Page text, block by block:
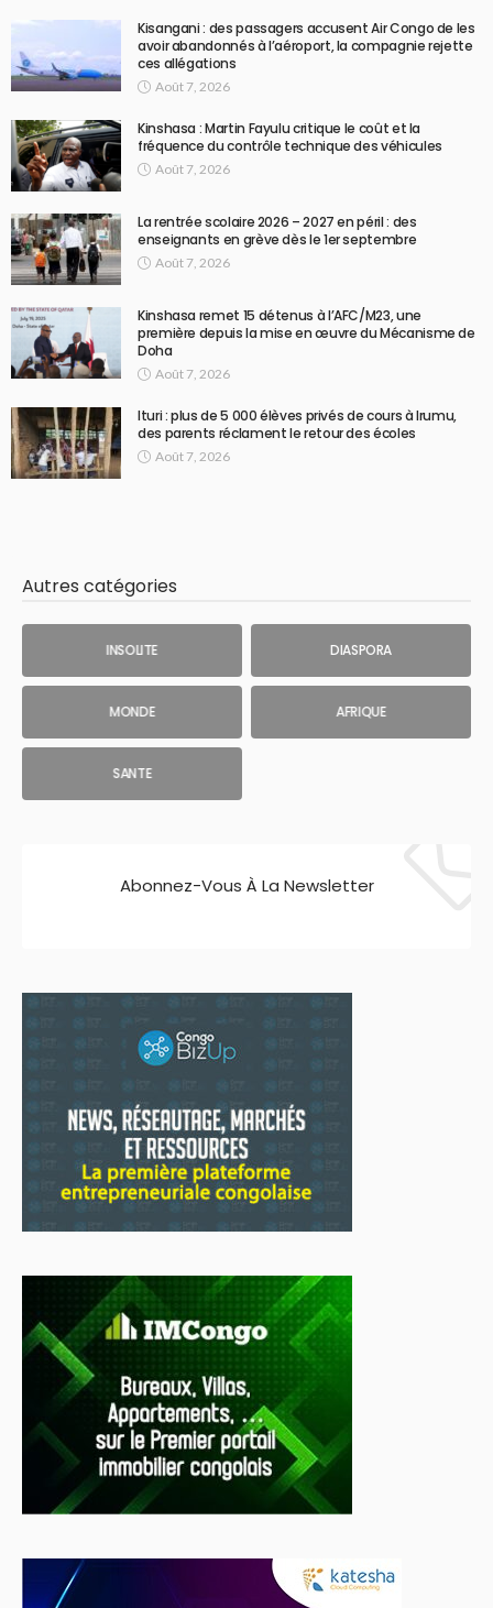
Kisangani : des passagers accusent Air Congo de les
avoir abandonnés à l’aéroport, la compagnie rejette
ces allégations
Août 7, 2026
Kinshasa : Martin Fayulu critique le coût et la
fréquence du contrôle technique des véhicules
Août 7, 2026
La rentrée scolaire 2026 – 2027 en péril : des
enseignants en grève dès le 1er septembre
Août 7, 2026
Kinshasa remet 15 détenus à l’AFC/M23, une
première depuis la mise en œuvre du Mécanisme de
Doha
Août 7, 2026
Ituri : plus de 5 000 élèves privés de cours à Irumu,
des parents réclament le retour des écoles
Août 7, 2026
Autres catégories
INSOLITE DIASPORA
MONDE AFRIQUE
SANTE
Abonnez-Vous À La Newsletter